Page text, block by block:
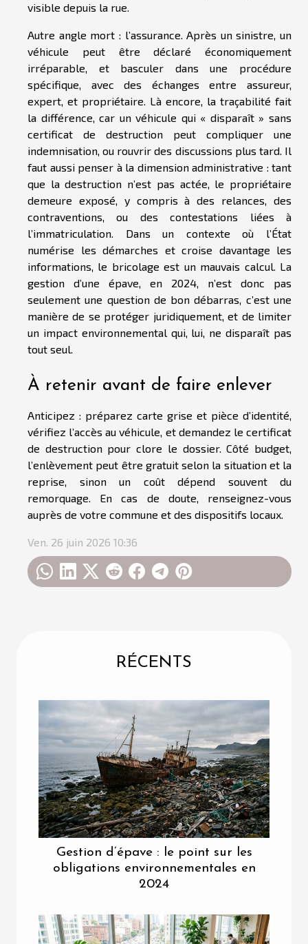
RÉCENTS
Gestion d’épave : le point sur les
obligations environnementales en
2024
visible depuis la rue.
Autre angle mort : l’assurance. Après un sinistre, un
véhicule peut être déclaré économiquement
irréparable, et basculer dans une procédure
spécifique, avec des échanges entre assureur,
expert, et propriétaire. Là encore, la traçabilité fait
la différence, car un véhicule qui « disparaît » sans
certificat de destruction peut compliquer une
indemnisation, ou rouvrir des discussions plus tard. Il
faut aussi penser à la dimension administrative : tant
que la destruction n’est pas actée, le propriétaire
demeure exposé, y compris à des relances, des
contraventions, ou des contestations liées à
l’immatriculation. Dans un contexte où l’État
numérise les démarches et croise davantage les
informations, le bricolage est un mauvais calcul. La
gestion d’une épave, en 2024, n’est donc pas
seulement une question de bon débarras, c’est une
manière de se protéger juridiquement, et de limiter
un impact environnemental qui, lui, ne disparaît pas
tout seul.
À retenir avant de faire enlever
Anticipez : préparez carte grise et pièce d’identité,
vérifiez l’accès au véhicule, et demandez le certificat
de destruction pour clore le dossier. Côté budget,
l’enlèvement peut être gratuit selon la situation et la
reprise, sinon un coût dépend souvent du
remorquage. En cas de doute, renseignez-vous
auprès de votre commune et des dispositifs locaux.
Ven. 26 juin 2026 10:36